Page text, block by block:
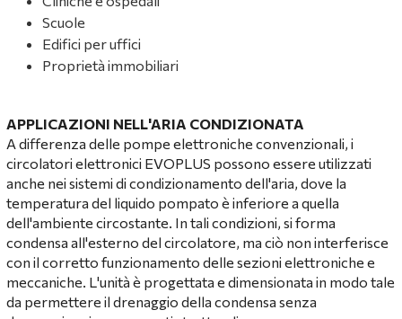
Scuole
Edifici per uffici
Proprietà immobiliari
APPLICAZIONI NELL'ARIA CONDIZIONATA
A differenza delle pompe elettroniche convenzionali, i
circolatori elettronici EVOPLUS possono essere utilizzati
anche nei sistemi di condizionamento dell'aria, dove la
temperatura del liquido pompato è inferiore a quella
dell'ambiente circostante. In tali condizioni, si forma
condensa all'esterno del circolatore, ma ciò non interferisce
con il corretto funzionamento delle sezioni elettroniche e
meccaniche. L'unità è progettata e dimensionata in modo tale
da permettere il drenaggio della condensa senza